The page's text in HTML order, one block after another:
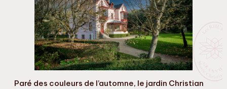
Paré des couleurs de l’automne, le jardin Christian